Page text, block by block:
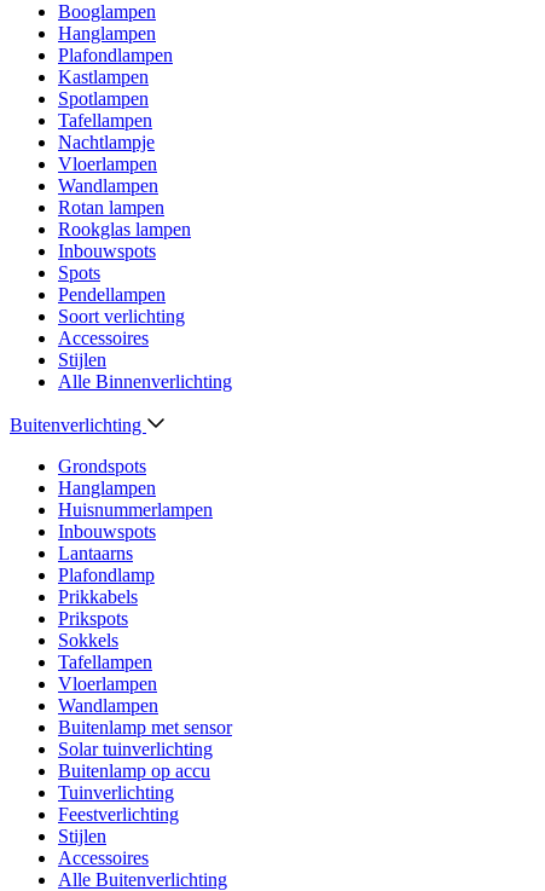
Booglampen
Hanglampen
Plafondlampen
Kastlampen
Spotlampen
Tafellampen
Nachtlampje
Vloerlampen
Wandlampen
Rotan lampen
Rookglas lampen
Inbouwspots
Spots
Pendellampen
Soort verlichting
Accessoires
Stijlen
Alle Binnenverlichting
Buitenverlichting
Grondspots
Hanglampen
Huisnummerlampen
Inbouwspots
Lantaarns
Plafondlamp
Prikkabels
Prikspots
Sokkels
Tafellampen
Vloerlampen
Wandlampen
Buitenlamp met sensor
Solar tuinverlichting
Buitenlamp op accu
Tuinverlichting
Feestverlichting
Stijlen
Accessoires
Alle Buitenverlichting